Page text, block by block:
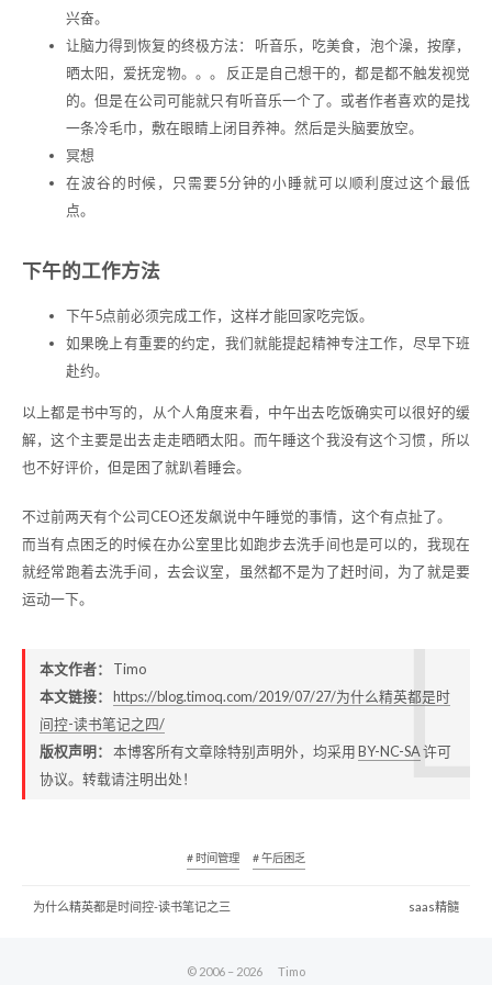
兴奋。
让脑力得到恢复的终极方法： 听音乐，吃美食，泡个澡，按摩，
晒太阳，爱抚宠物。。。 反正是自己想干的，都是都不触发视觉
的。但是在公司可能就只有听音乐一个了。或者作者喜欢的是找
一条冷毛巾，敷在眼睛上闭目养神。然后是头脑要放空。
冥想
在波谷的时候，只需要5分钟的小睡就可以顺利度过这个最低
点。
下午的工作方法
下午5点前必须完成工作，这样才能回家吃完饭。
如果晚上有重要的约定，我们就能提起精神专注工作，尽早下班
赴约。
以上都是书中写的，从个人角度来看，中午出去吃饭确实可以很好的缓
解，这个主要是出去走走晒晒太阳。而午睡这个我没有这个习惯，所以
也不好评价，但是困了就趴着睡会。
不过前两天有个公司CEO还发飙说中午睡觉的事情，这个有点扯了。
而当有点困乏的时候在办公室里比如跑步去洗手间也是可以的，我现在
就经常跑着去洗手间，去会议室，虽然都不是为了赶时间，为了就是要
运动一下。
本文作者： Timo
本文链接：
https://blog.timoq.com/2019/07/27/为什么精英都是时
间控-读书笔记之四/
版权声明： 本博客所有文章除特别声明外，均采用BY-NC-SA许可
协议。转载请注明出处！
# 时间管理 # 午后困乏
为什么精英都是时间控-读书笔记之三 saas精髓
© 2006 – 2026 Timo